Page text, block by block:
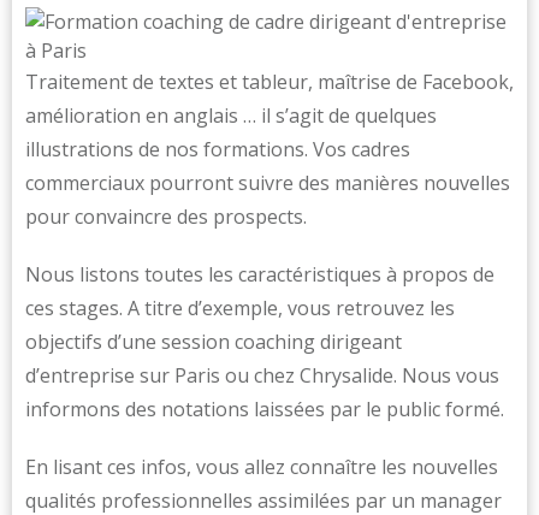
Traitement de textes et tableur, maîtrise de Facebook,
amélioration en anglais … il s’agit de quelques
illustrations de nos formations. Vos cadres
commerciaux pourront suivre des manières nouvelles
pour convaincre des prospects.
Nous listons toutes les caractéristiques à propos de
ces stages. A titre d’exemple, vous retrouvez les
objectifs d’une session coaching dirigeant
d’entreprise sur Paris ou chez Chrysalide. Nous vous
informons des notations laissées par le public formé.
En lisant ces infos, vous allez connaître les nouvelles
qualités professionnelles assimilées par un manager